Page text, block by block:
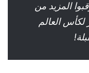
المزيد من
لكأس العالم